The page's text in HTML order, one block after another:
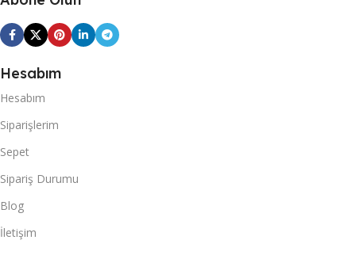
Hesabım
Hesabım
Siparişlerim
Sepet
Sipariş Durumu
Blog
İletişim